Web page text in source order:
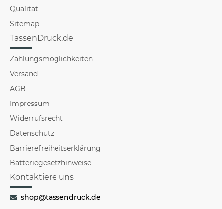
Qualität
Sitemap
TassenDruck.de
Zahlungsmöglichkeiten
Versand
AGB
Impressum
Widerrufsrecht
Datenschutz
Barrierefreiheitserklärung
Batteriegesetzhinweise
Kontaktiere uns
shop@tassendruck.de